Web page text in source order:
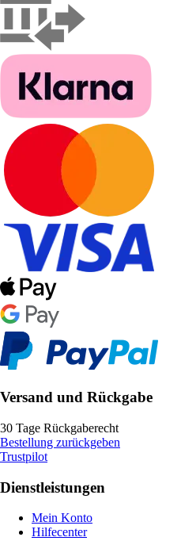
Versand und Rückgabe
30 Tage Rückgaberecht
Bestellung zurückgeben
Trustpilot
Dienstleistungen
Mein Konto
Hilfecenter